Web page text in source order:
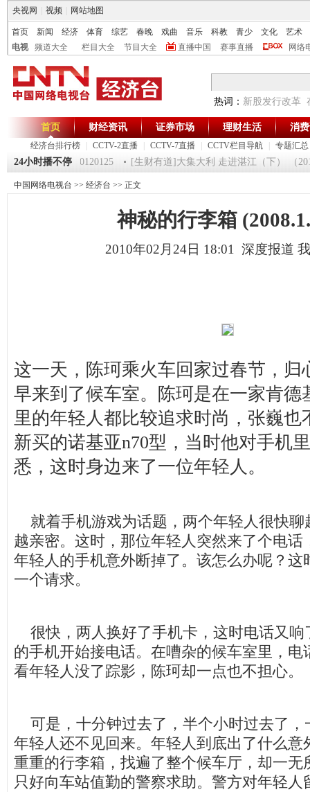
央视网 视频 网站地图
首页 新闻 经济 体育 综艺 春晚 戏曲 音乐 科教 青少 文化
艺术
电视
频道大全 栏目大全 节目大全 直播中国 赛事直播 网络
热词： 新股发行改革
首页
经济台排行榜 CCTV-2直播 CCTV-7直播 CCTV栏目导航 专题汇总
财经资讯 证券市场 理财生活 消
24小时播不停
第一时间》 20120125 [生财有道]大集大利 走进湛江（下） （
中国网络电视台 >> 经济台 >> 正文
神秘的行李箱
2010年02月24日 18:01 深度报道
这一天，陈珂乘火车回家过春节，归
早来到了候车室。陈珂是在一家肯德
里的年轻人都比较追求时尚，张巍也
新买的诺基亚n70型，当时他对手机
悉，这时身边来了一位年轻人。
就着手机游戏为话题，两个年轻人很快聊
越亲密。这时，那位年轻人突然来了个电话
年轻人的手机意外断掉了。该怎么办呢？这
一个请求。
很快，两人换好了手机卡，这时电话又响
的手机开始接电话。在嘈杂的候车室里，电
看年轻人没了踪影，陈珂却一点也不担心。
可是，十分钟过去了，半个小时过去了，
年轻人还不见回来。年轻人到底出了什么意
重重的行李箱，找遍了整个候车厅，却一无
只好向车站值勤的警察求助。警方对年轻人